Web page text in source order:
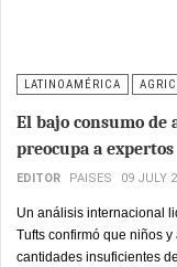
LATINOAMÉRICA
El bajo consumo de
preocupa a expertos
EDITOR PAISES 09 JULY
Un análisis internacional
Tufts confirmó que niños
cantidades insuficientes